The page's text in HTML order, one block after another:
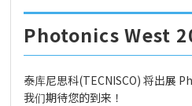
Photonics West
泰库尼思科(TECNISCO) 将出展
我们期待您的到来！